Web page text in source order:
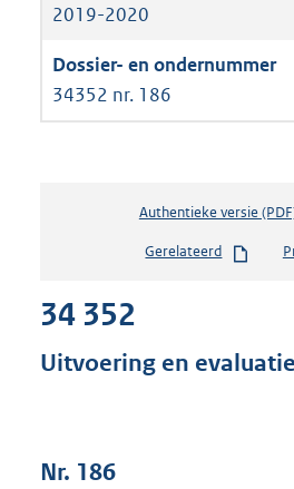
2019-2020
34352 nr. 186
Authentieke versie
Gerelateerd
34 352
Uitvoering en
Nr. 186